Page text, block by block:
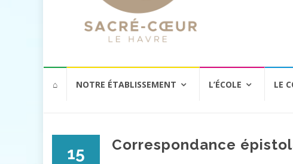
⌂ NOTRE ÉTABLISSEMENT L’ÉCOLE LE
15 Correspondance